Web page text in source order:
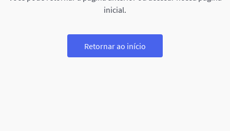
inicial.
Retornar ao início